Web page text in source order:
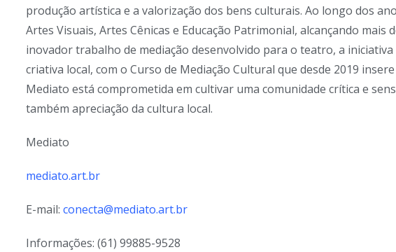
produção artística e a valorização dos bens culturais. Ao longo dos
Artes Visuais, Artes Cênicas e Educação Patrimonial, alcançando
inovador trabalho de mediação desenvolvido para o teatro, a
criativa local, com o Curso de Mediação Cultural que desde 2019
Mediato está comprometida em cultivar uma comunidade crítica e
também apreciação da cultura local.
Mediato
mediato.art.br
E-mail: conecta@mediato.art.br
Informações: (61) 99885-9528